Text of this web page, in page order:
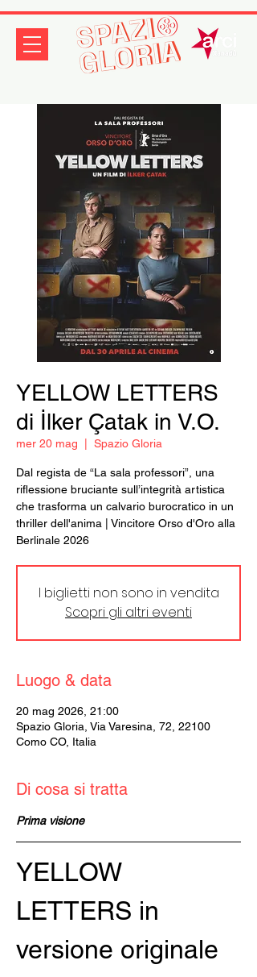
YELLOW LETTERS
di İlker Çatak in V.O.
mer 20 mag Spazio Gloria
Dal regista de “La sala professori”, una
riflessione bruciante sull’integrità artistica
che trasforma un calvario burocratico in un
thriller dell'anima | Vincitore Orso d'Oro alla
Berlinale 2026
I biglietti non sono in vendita
Scopri gli altri eventi
Luogo & data
20 mag 2026, 21:00
Spazio Gloria, Via Varesina, 72, 22100
Como CO, Italia
Di cosa si tratta
Prima visione
YELLOW
LETTERS in
versione originale